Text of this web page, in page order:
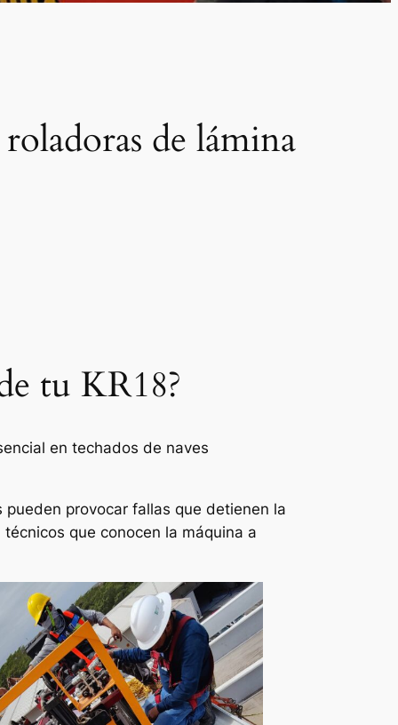
de lámina
tu KR18?
en techados de naves
provocar fallas que detienen la
técnicos que conocen la máquina a